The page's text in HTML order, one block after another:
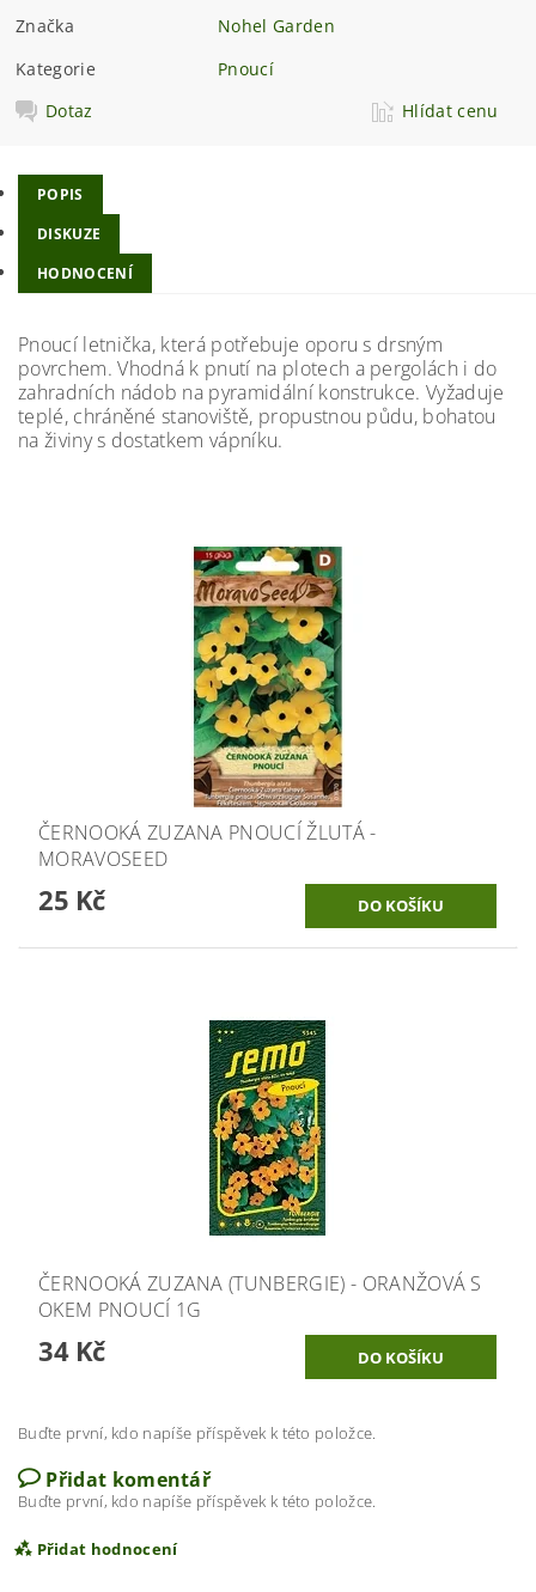
Značka
Nohel Garden
Kategorie
Pnoucí
Dotaz
Hlídat cenu
POPIS
DISKUZE
HODNOCENÍ
Pnoucí letnička, která potřebuje oporu s drsným
povrchem. Vhodná k pnutí na plotech a pergolách i do
zahradních nádob na pyramidální konstrukce. Vyžaduje
teplé, chráněné stanoviště, propustnou půdu, bohatou
na živiny s dostatkem vápníku.
ČERNOOKÁ ZUZANA PNOUCÍ ŽLUTÁ -
MORAVOSEED
25 Kč
ČERNOOKÁ ZUZANA (TUNBERGIE) - ORANŽOVÁ S
OKEM PNOUCÍ 1G
34 Kč
Buďte první, kdo napíše příspěvek k této položce.
Přidat komentář
Buďte první, kdo napíše příspěvek k této položce.
Přidat hodnocení